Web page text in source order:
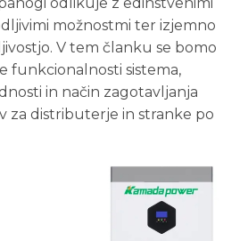
odlikuje z edinstvenimi
možnostmi ter izjemno
V tem članku se bomo
funkcionalnosti sistema,
in način zagotavljanja
za distributerje in stranke po